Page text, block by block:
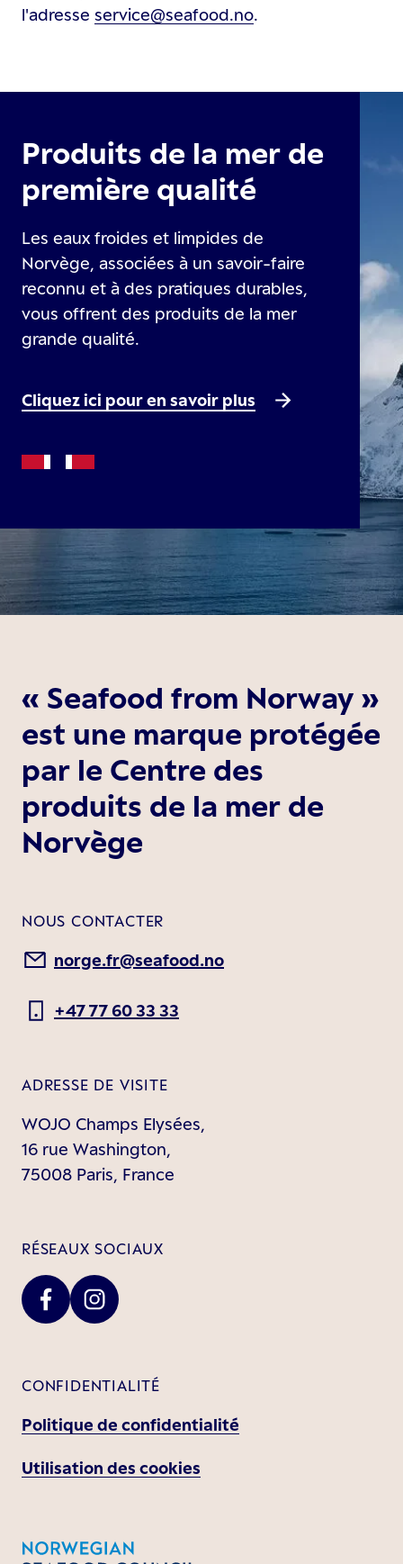
l'adresse service@seafood.no.
Produits de la mer de
première qualité
Les eaux froides et limpides de
Norvège, associées à un savoir-faire
reconnu et à des pratiques durables,
vous offrent des produits de la mer
grande qualité.
Cliquez ici pour en savoir plus
« Seafood from Norway »
est une marque protégée
par le Centre des
produits de la mer de
Norvège
NOUS CONTACTER
norge.fr@seafood.no
+47 77 60 33 33
ADRESSE DE VISITE
WOJO Champs Elysées,
16 rue Washington,
75008 Paris, France
RÉSEAUX SOCIAUX
CONFIDENTIALITÉ
Politique de confidentialité
Utilisation des cookies